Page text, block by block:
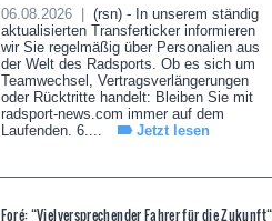
06.08.2026 |
(rsn) - In unserem ständig
aktualisierten Transferticker informieren
wir Sie regelmäßig über Personalien aus
der Welt des Radsports. Ob es sich um
Teamwechsel, Vertragsverlängerungen
oder Rücktritte handelt: Bleiben Sie mit
radsport-news.com immer auf dem
Laufenden. 6....
Jetzt lesen
Foré: “Vielversprechender Fahrer für die Zukunft“